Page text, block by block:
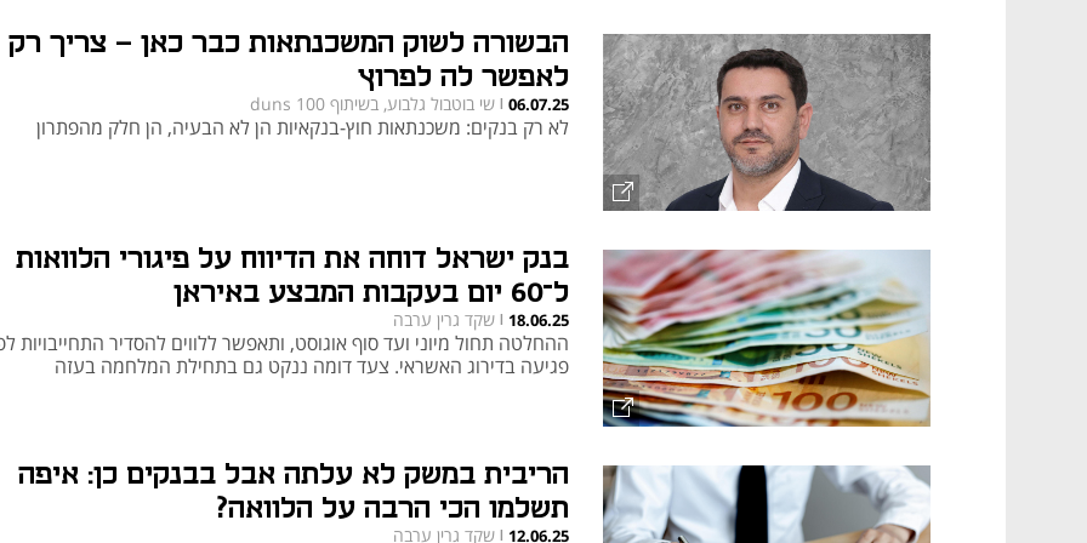
הבשורה לשוק המשכנתאות כבר כאן – צריך רק
לאפשר לה לפרוץ
06.07.25
| שי בוטבול גלבוע, בשיתוף duns 100
לא רק בנקים: משכנתאות חוץ-בנקאיות הן לא הבעיה, הן חלק מהפתרון
בנק ישראל דוחה את הדיווח על פיגורי הלוואות
ל־60 יום בעקבות המבצע באיראן
18.06.25
| שקד גרין ערבה
ההחלטה תחול מיוני ועד סוף אוגוסט, ותאפשר ללווים להסדיר התחייבויות
פגיעה בדירוג האשראי. צעד דומה ננקט גם בתחילת המלחמה בעזה
הריבית במשק לא עלתה אבל בבנקים כן: איפה
תשלמו הכי הרבה על הלוואה?
12.06.25
| שקד גרין ערבה